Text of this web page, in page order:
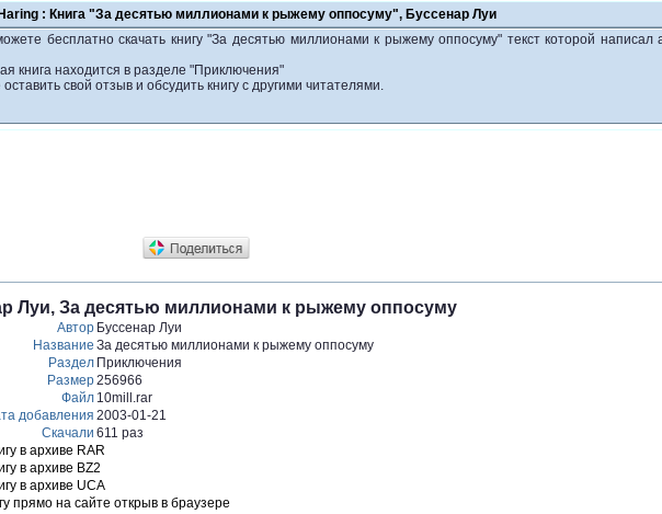
: Книга "За десятью миллионами к рыжему оппосуму", Буссенар Луи
бесплатно скачать книгу "За десятью миллионами к рыжему оппосуму" текст которой написал
книга находится в разделе "Приключения"
свой отзыв и обсудить книгу с другими читателями.
Луи, За десятью миллионами к рыжему оппосуму
Автор Буссенар Луи
Название За десятью миллионами к рыжему оппосуму
Раздел Приключения
Размер256966
Файл 10mill.rar
добавления 2003-01-21
Скачали 611 раз
в архиве RAR
в архиве BZ2
в архиве UCA
прямо на сайте открыв в браузере